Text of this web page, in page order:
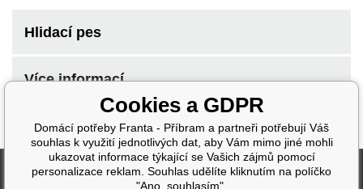
Hlidací pes
Více informací
Fakturační údaje
Cookies a GDPR
Domácí potřeby Franta - Příbram a partneři potřebují Váš
souhlas k využití jednotlivých dat, aby Vám mimo jiné mohli
ukazovat informace týkající se Vašich zájmů pomocí
personalizace reklam. Souhlas udělíte kliknutím na políčko
"Ano, souhlasím".